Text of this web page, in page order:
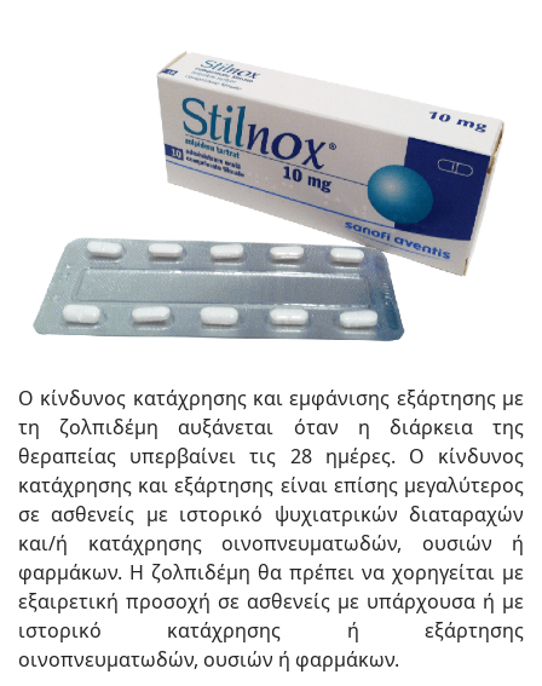
Ο κίνδυνος κατάχρησης και εμφάνισης εξάρτησης με
τη ζολπιδέμη αυξάνεται όταν η διάρκεια της
θεραπείας υπερβαίνει τις 28 ημέρες. Ο κίνδυνος
κατάχρησης και εξάρτησης είναι επίσης μεγαλύτερος
σε ασθενείς με ιστορικό ψυχιατρικών διαταραχών
και/ή κατάχρησης οινοπνευματωδών, ουσιών ή
φαρμάκων. Η ζολπιδέμη θα πρέπει να χορηγείται με
εξαιρετική προσοχή σε ασθενείς με υπάρχουσα ή με
ιστορικό κατάχρησης ή εξάρτησης
οινοπνευματωδών, ουσιών ή φαρμάκων.